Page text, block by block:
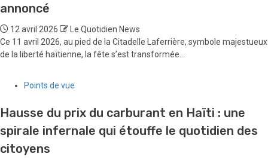
annoncé
12 avril 2026
Le Quotidien News
Ce 11 avril 2026, au pied de la Citadelle Laferrière, symbole majestueux
de la liberté haïtienne, la fête s’est transformée...
Points de vue
Hausse du prix du carburant en Haïti : une
spirale infernale qui étouffe le quotidien des
citoyens